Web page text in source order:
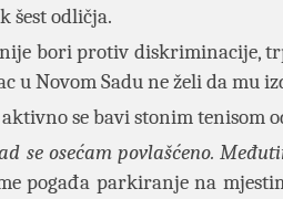
šest odličja.
bori protiv diskriminacije,
u Novom Sadu ne želi da mu
se bavi stonim tenisom
se osećam povlašćeno.
pogađa parkiranje na